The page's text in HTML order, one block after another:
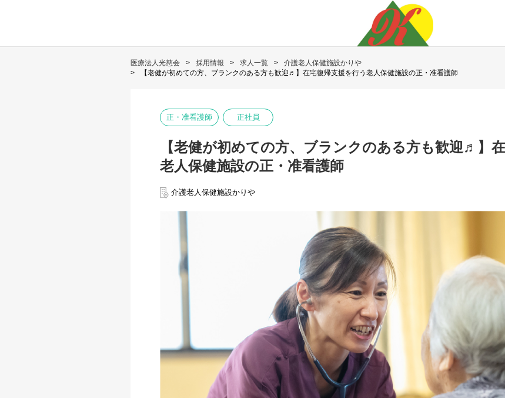
医療法人光慈会 採用情報 求人一覧
介護老人保健施設かりや
【老健が初めての方、ブランクのある方も歓迎♬】在宅復帰支援を行う老人保健施設の正・准看護師
正・准看護師 正社員
【老健が初めての方、ブランクのある方も歓迎♬】
老人保健施設の正・准看護師
介護老人保健施設かりや